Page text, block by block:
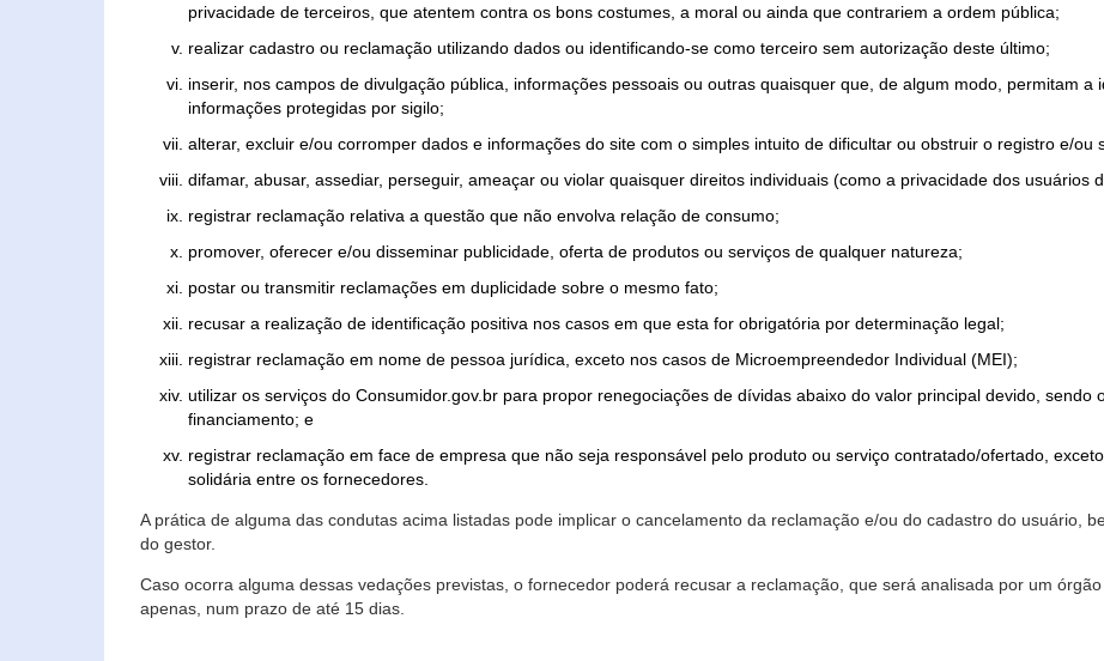
privacidade de terceiros, que atentem contra os bons costumes, a moral ou ainda que contrariem a ordem pública;
realizar cadastro ou reclamação utilizando dados ou identificando-se como terceiro sem autorização deste último;
inserir, nos campos de divulgação pública, informações pessoais ou outras quaisquer que, de algum modo, permitam a
informações protegidas por sigilo;
alterar, excluir e/ou corromper dados e informações do site com o simples intuito de dificultar ou obstruir o registro e/ou
difamar, abusar, assediar, perseguir, ameaçar ou violar quaisquer direitos individuais (como a privacidade dos usuários
registrar reclamação relativa a questão que não envolva relação de consumo;
promover, oferecer e/ou disseminar publicidade, oferta de produtos ou serviços de qualquer natureza;
postar ou transmitir reclamações em duplicidade sobre o mesmo fato;
recusar a realização de identificação positiva nos casos em que esta for obrigatória por determinação legal;
registrar reclamação em nome de pessoa jurídica, exceto nos casos de Microempreendedor Individual (MEI);
utilizar os serviços do Consumidor.gov.br para propor renegociações de dívidas abaixo do valor principal devido, sendo
financiamento; e
registrar reclamação em face de empresa que não seja responsável pelo produto ou serviço contratado/ofertado,
solidária entre os fornecedores.
A prática de alguma das condutas acima listadas pode implicar o cancelamento da reclamação e/ou do cadastro do usuário,
do gestor.
Caso ocorra alguma dessas vedações previstas, o fornecedor poderá recusar a reclamação, que será analisada por um
apenas, num prazo de até 15 dias.